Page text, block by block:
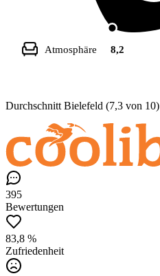
Atmosphäre 8,2
Durchschnitt Bielefeld (7,3 von 10)
395
Bewertungen
83,8 %
Zufriedenheit